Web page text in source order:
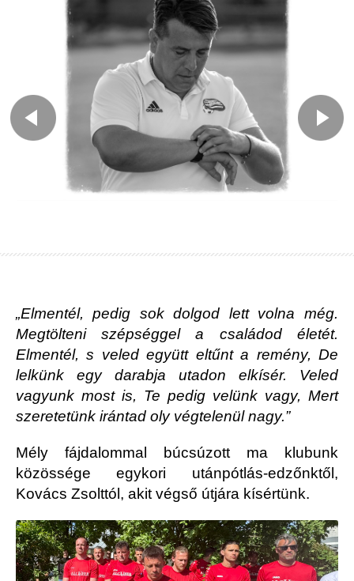
„Elmentél, pedig sok dolgod lett volna még.
Megtölteni szépséggel a családod életét.
Elmentél, s veled együtt eltűnt a remény, De
lelkünk egy darabja utadon elkísér. Veled
vagyunk most is, Te pedig velünk vagy, Mert
szeretetünk irántad oly végtelenül nagy.”
Mély fájdalommal búcsúzott ma klubunk
közössége egykori utánpótlás-edzőnktől,
Kovács Zsolttól, akit végső útjára kísértünk.